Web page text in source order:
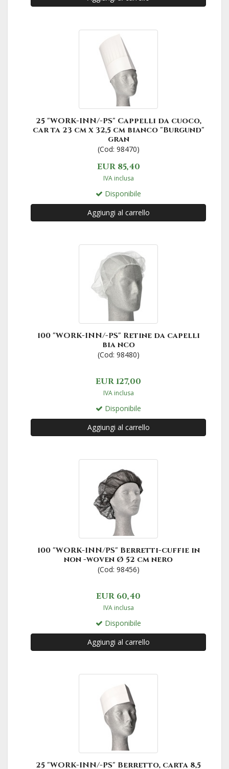
25 "WORK-INN/-PS" Cappelli da cuoco,
car ta 23 cm x 32,5 cm bianco "Burgund"
gran
(Cod: 98470)
EUR 85,40
IVA inclusa
Disponibile
Aggiungi al carrello
100 "WORK-INN/-PS" Retine da capelli
bia nco
(Cod: 98480)
EUR 127,00
IVA inclusa
Disponibile
Aggiungi al carrello
100 "WORK-INN/PS" Berretti-cuffie in
non -woven Ø 52 cm nero
(Cod: 98456)
EUR 60,40
IVA inclusa
Disponibile
Aggiungi al carrello
25 "WORK-INN/-PS" Berretto, carta 8,5